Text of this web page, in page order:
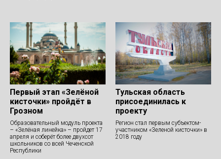
Первый этап «Зелёной
кисточки» пройдёт в
Грозном
Образовательный модуль проекта
– «Зелёная линейка» – пройдет 17
апреля и соберёт более двухсот
школьников со всей Чеченской
Республики
Тульская область
присоединилась к
проекту
Регион стал первым субъектом-
участником «Зеленой кисточки» в
2018 году